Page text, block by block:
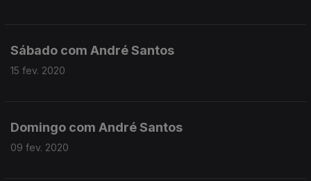
Sábado com André Santos
15 fev. 2020
Domingo com André Santos
09 fev. 2020